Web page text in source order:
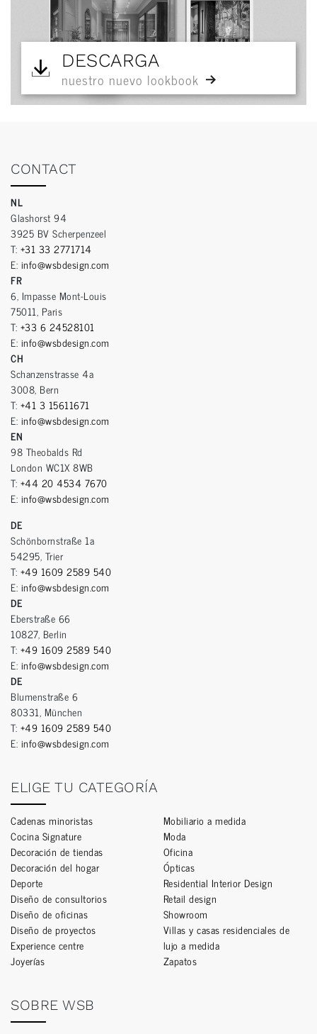
DESCARGA
nuestro nuevo lookbook
CONTACT
NL
Glashorst 94
3925 BV Scherpenzeel
T: +31 33 2771714
E: info@wsbdesign.com
FR
6, Impasse Mont-Louis
75011, Paris
T: +33 6 24528101
E: info@wsbdesign.com
CH
Schanzenstrasse 4a
3008, Bern
T: +41 3 15611671
E: info@wsbdesign.com
EN
98 Theobalds Rd
London WC1X 8WB
T: +44 20 4534 7670
E: info@wsbdesign.com
DE
Schönbornstraße 1a
54295, Trier
T: +49 1609 2589 540
E: info@wsbdesign.com
DE
Eberstraße 66
10827, Berlin
T: +49 1609 2589 540
E: info@wsbdesign.com
DE
Blumenstraße 6
80331, München
T: +49 1609 2589 540
E: info@wsbdesign.com
ELIGE TU CATEGORÍA
Cadenas minoristas
Cocina Signature
Decoración de tiendas
Decoración del hogar
Deporte
Diseño de consultorios
Diseño de oficinas
Diseño de proyectos
Experience centre
Joyerías
Mobiliario a medida
Moda
Oficina
Ópticas
Residential Interior Design
Retail design
Showroom
Villas y casas residenciales de
lujo a medida
Zapatos
SOBRE WSB